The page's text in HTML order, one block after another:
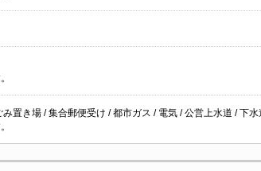
置き場 / 集合郵便受け / 都市ガス / 電気 / 公営上水道 / 下水